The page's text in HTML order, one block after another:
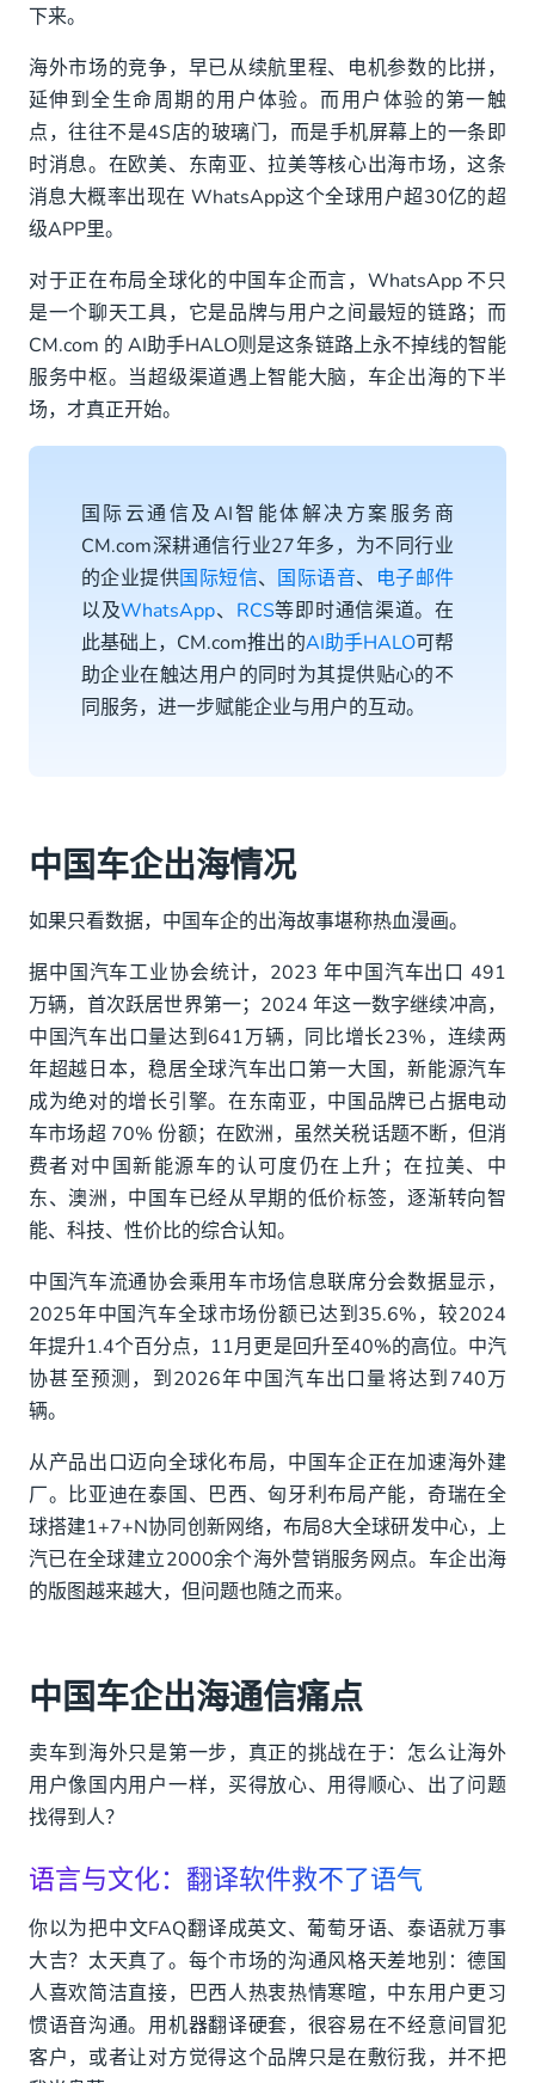
信任建立：新品牌需要更多的温度
传统客服是“成本中心”而非“价值中心”
WhatsApp+HALO的应用场景
潜客生成与预售：让广告“会说话”
销售转化：试驾预约到金融方案，一站搞定
售后服务：保养提醒、维修进度、道路救援全自
动化
客户留存与忠诚度：从买完即止到持续互动
下来。
海外市场的竞争，早已从续航里程、电机参数的比拼，
延伸到全生命周期的用户体验。而用户体验的第一触
点，往往不是4S店的玻璃门，而是手机屏幕上的一条即
时消息。在欧美、东南亚、拉美等核心出海市场，这条
消息大概率出现在 WhatsApp这个全球用户超30亿的超
级APP里。
对于正在布局全球化的中国车企而言，WhatsApp 不只
是一个聊天工具，它是品牌与用户之间最短的链路；而
CM.com 的 AI助手HALO则是这条链路上永不掉线的智能
服务中枢。当超级渠道遇上智能大脑，车企出海的下半
场，才真正开始。
国际云通信及AI智能体解决方案服务商
CM.com深耕通信行业27年多，为不同行业
的企业提供国际短信、 国际语音、 电子邮件
以及WhatsApp、 RCS等即时通信渠道。在
此基础上，CM.com推出的AI助手HALO可帮
助企业在触达用户的同时为其提供贴心的不
同服务，进一步赋能企业与用户的互动。
中国车企出海情况
如果只看数据，中国车企的出海故事堪称热血漫画。
据中国汽车工业协会统计，2023 年中国汽车出口 491
万辆，首次跃居世界第一；2024 年这一数字继续冲高，
中国汽车出口量达到641万辆，同比增长23%，连续两
年超越日本，稳居全球汽车出口第一大国，新能源汽车
成为绝对的增长引擎。在东南亚，中国品牌已占据电动
车市场超 70% 份额；在欧洲，虽然关税话题不断，但消
费者对中国新能源车的认可度仍在上升；在拉美、中
东、澳洲，中国车已经从早期的低价标签，逐渐转向智
能、科技、性价比的综合认知。
中国汽车流通协会乘用车市场信息联席分会数据显示，
2025年中国汽车全球市场份额已达到35.6%，较2024
年提升1.4个百分点，11月更是回升至40%的高位。中汽
协甚至预测，到2026年中国汽车出口量将达到740万
辆。
从产品出口迈向全球化布局，中国车企正在加速海外建
厂。比亚迪在泰国、巴西、匈牙利布局产能，奇瑞在全
球搭建1+7+N协同创新网络，布局8大全球研发中心，上
汽已在全球建立2000余个海外营销服务网点。车企出海
的版图越来越大，但问题也随之而来。
中国车企出海通信痛点
卖车到海外只是第一步，真正的挑战在于：怎么让海外
用户像国内用户一样，买得放心、用得顺心、出了问题
找得到人？
语言与文化：翻译软件救不了语气
你以为把中文FAQ翻译成英文、葡萄牙语、泰语就万事
大吉？太天真了。每个市场的沟通风格天差地别：德国
人喜欢简洁直接，巴西人热衷热情寒暄，中东用户更习
惯语音沟通。用机器翻译硬套，很容易在不经意间冒犯
客户，或者让对方觉得这个品牌只是在敷衍我，并不把